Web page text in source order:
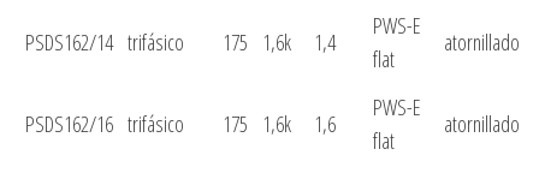
PSDS162/14 trifásico 175 1,6k 1,4
PWS-E
flat
atornillado
PSDS162/16 trifásico 175 1,6k 1,6
PWS-E
flat
atornillado